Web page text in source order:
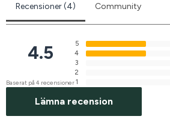
Recensioner (4) Community
4.5
Baserat på 4 recensioner
5
4
3
2
1
Lämna recension